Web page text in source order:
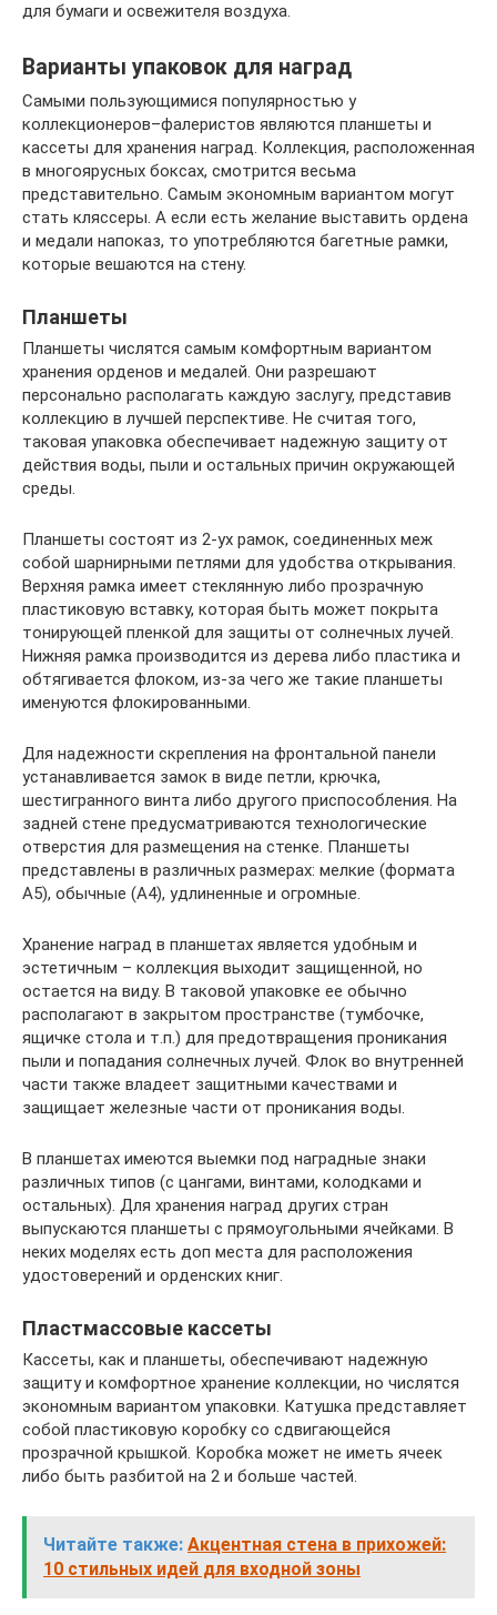
для бумаги и освежителя воздуха.
Варианты упаковок для наград
Самыми пользующимися популярностью у
коллекционеров–фалеристов являются планшеты и
кассеты для хранения наград. Коллекция, расположенная
в многоярусных боксах, смотрится весьма
представительно. Самым экономным вариантом могут
стать кляссеры. А если есть желание выставить ордена
и медали напоказ, то употребляются багетные рамки,
которые вешаются на стену.
Планшеты
Планшеты числятся самым комфортным вариантом
хранения орденов и медалей. Они разрешают
персонально располагать каждую заслугу, представив
коллекцию в лучшей перспективе. Не считая того,
таковая упаковка обеспечивает надежную защиту от
действия воды, пыли и остальных причин окружающей
среды.
Планшеты состоят из 2-ух рамок, соединенных меж
собой шарнирными петлями для удобства открывания.
Верхняя рамка имеет стеклянную либо прозрачную
пластиковую вставку, которая быть может покрыта
тонирующей пленкой для защиты от солнечных лучей.
Нижняя рамка производится из дерева либо пластика и
обтягивается флоком, из-за чего же такие планшеты
именуются флокированными.
Для надежности скрепления на фронтальной панели
устанавливается замок в виде петли, крючка,
шестигранного винта либо другого приспособления. На
задней стене предусматриваются технологические
отверстия для размещения на стенке. Планшеты
представлены в различных размерах: мелкие (формата
А5), обычные (А4), удлиненные и огромные.
Хранение наград в планшетах является удобным и
эстетичным – коллекция выходит защищенной, но
остается на виду. В таковой упаковке ее обычно
располагают в закрытом пространстве (тумбочке,
ящичке стола и т.п.) для предотвращения проникания
пыли и попадания солнечных лучей. Флок во внутренней
части также владеет защитными качествами и
защищает железные части от проникания воды.
В планшетах имеются выемки под наградные знаки
различных типов (с цангами, винтами, колодками и
остальных). Для хранения наград других стран
выпускаются планшеты с прямоугольными ячейками. В
неких моделях есть доп места для расположения
удостоверений и орденских книг.
Пластмассовые кассеты
Кассеты, как и планшеты, обеспечивают надежную
защиту и комфортное хранение коллекции, но числятся
экономным вариантом упаковки. Катушка представляет
собой пластиковую коробку со сдвигающейся
прозрачной крышкой. Коробка может не иметь ячеек
либо быть разбитой на 2 и больше частей.
Читайте также: Акцентная стена в прихожей:
10 стильных идей для входной зоны